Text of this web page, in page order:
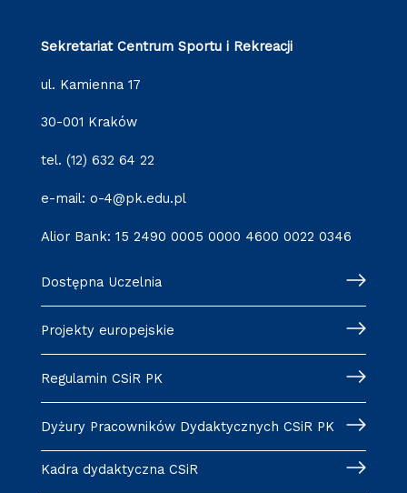
Sekretariat Centrum Sportu i Rekreacji
ul. Kamienna 17
30-001 Kraków
tel. (12) 632 64 22
e-mail: o-4@pk.edu.pl
Alior Bank: 15 2490 0005 0000 4600 0022 0346
Dostępna Uczelnia
Projekty europejskie
Regulamin CSiR PK
Dyżury Pracowników Dydaktycznych CSiR PK
Kadra dydaktyczna CSiR